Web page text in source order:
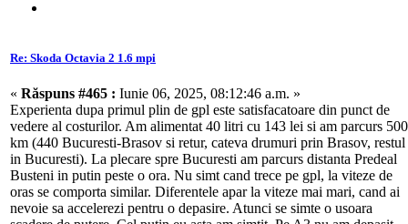
Re: Skoda Octavia 2 1.6 mpi
« Răspuns #465 : Iunie 06, 2025, 08:12:46 a.m. »
Experienta dupa primul plin de gpl este satisfacatoare din punct de
vedere al costurilor. Am alimentat 40 litri cu 143 lei si am parcurs 500
km (440 Bucuresti-Brasov si retur, cateva drumuri prin Brasov, restul
in Bucuresti). La plecare spre Bucuresti am parcurs distanta Predeal
Busteni in putin peste o ora. Nu simt cand trece pe gpl, la viteze de
oras se comporta similar. Diferentele apar la viteze mai mari, cand ai
nevoie sa accelerezi pentru o depasire. Atunci se simte o usoara